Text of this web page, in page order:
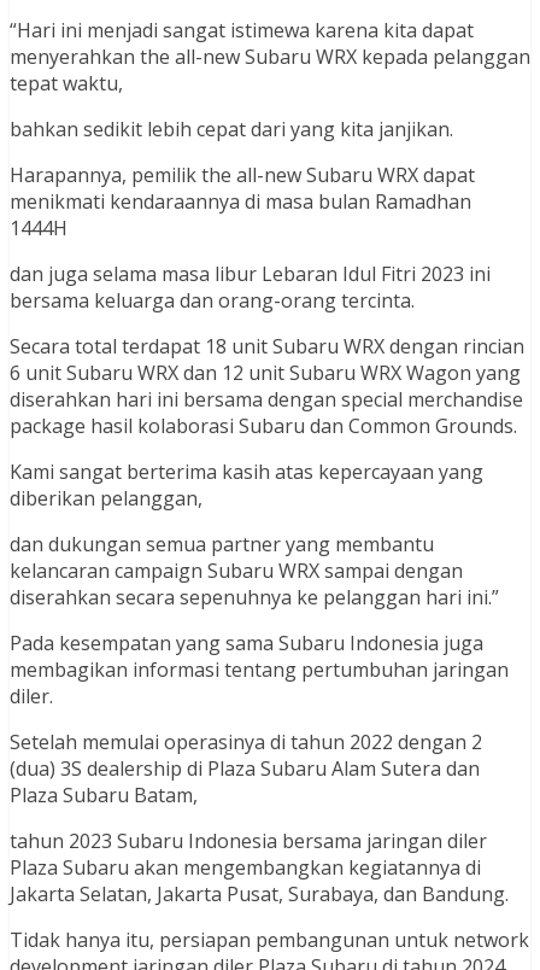
“Hari ini menjadi sangat istimewa karena kita dapat
menyerahkan the all-new Subaru WRX kepada pelanggan
tepat waktu,
bahkan sedikit lebih cepat dari yang kita janjikan.
Harapannya, pemilik the all-new Subaru WRX dapat
menikmati kendaraannya di masa bulan Ramadhan
1444H
dan juga selama masa libur Lebaran Idul Fitri 2023 ini
bersama keluarga dan orang-orang tercinta.
Secara total terdapat 18 unit Subaru WRX dengan rincian
6 unit Subaru WRX dan 12 unit Subaru WRX Wagon yang
diserahkan hari ini bersama dengan special merchandise
package hasil kolaborasi Subaru dan Common Grounds.
Kami sangat berterima kasih atas kepercayaan yang
diberikan pelanggan,
dan dukungan semua partner yang membantu
kelancaran campaign Subaru WRX sampai dengan
diserahkan secara sepenuhnya ke pelanggan hari ini.”
Pada kesempatan yang sama Subaru Indonesia juga
membagikan informasi tentang pertumbuhan jaringan
diler.
Setelah memulai operasinya di tahun 2022 dengan 2
(dua) 3S dealership di Plaza Subaru Alam Sutera dan
Plaza Subaru Batam,
tahun 2023 Subaru Indonesia bersama jaringan diler
Plaza Subaru akan mengembangkan kegiatannya di
Jakarta Selatan, Jakarta Pusat, Surabaya, dan Bandung.
Tidak hanya itu, persiapan pembangunan untuk network